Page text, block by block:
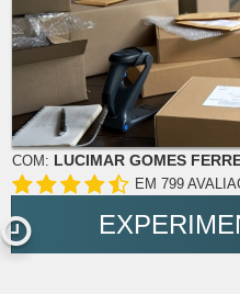
COM: LUCIMAR GOMES
EM 799